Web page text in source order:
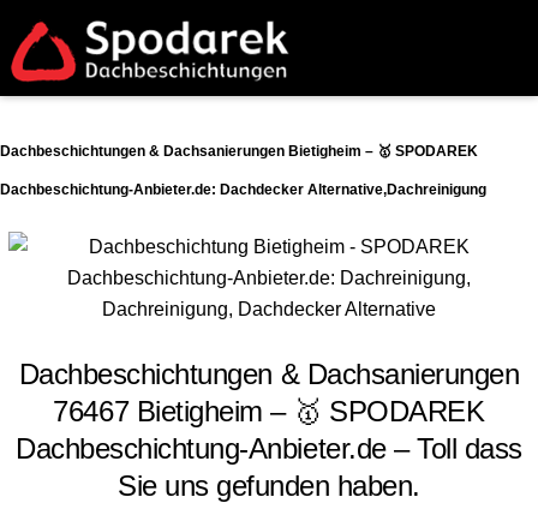
Dachbeschichtungen & Dachsanierungen Bietigheim – 🥇 SPODAREK
Dachbeschichtung-Anbieter.de: Dachdecker Alternative,Dachreinigung
Dachbeschichtungen & Dachsanierungen
76467 Bietigheim – 🥇 SPODAREK
Dachbeschichtung-Anbieter.de – Toll dass
Sie uns gefunden haben.